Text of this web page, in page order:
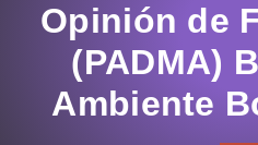
Opinión de
(PADMA)
Ambiente